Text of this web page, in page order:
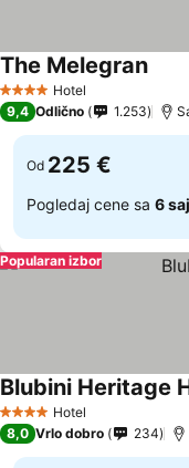
4 ZvezdiceHotel
The Melegran
9,4 Odlično 1.253
Od 225 €
Pogledaj cene sa 6
Popularan izbor
4 ZvezdiceHotel
Blubini Heritage
8,0 Vrlo dobro 234